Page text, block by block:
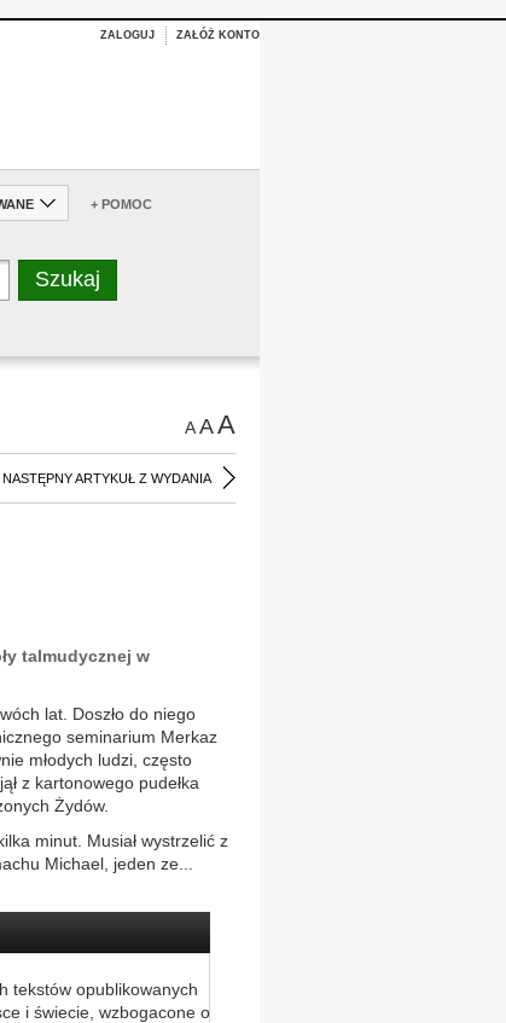
ZALOGUJ ZAŁÓŻ KONTO
+ POMOC
AAA
NASTĘPNY ARTYKUŁ Z WYDANIA
talmudycznej w
lat. Doszło do niego
seminarium Merkaz
młodych ludzi, często
z kartonowego pudełka
Żydów.
minut. Musiał wystrzelić z
Michael, jeden ze...
tekstów opublikowanych
i świecie, wzbogacone o